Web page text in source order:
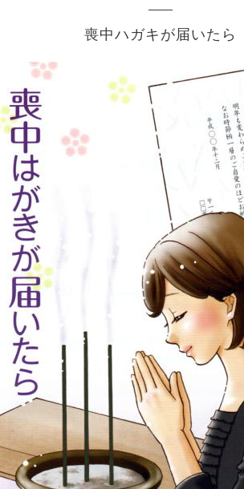
喪中ハガキが届いたら